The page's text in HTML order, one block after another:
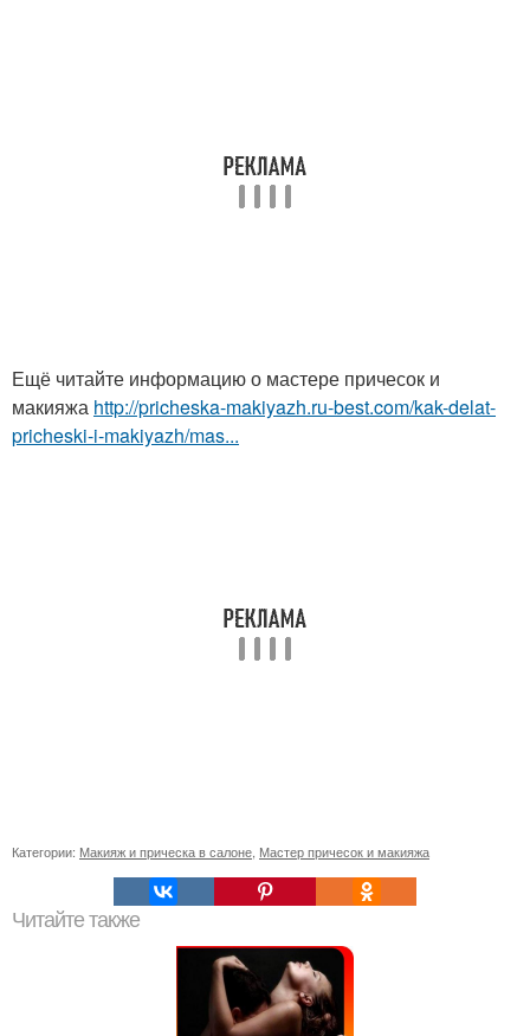
Ещё читайте информацию о мастере причесок и
макияжа http://pricheska-makiyazh.ru-best.com/kak-delat-
pricheski-i-makiyazh/mas...
Категории: Макияж и прическа в салоне Мастер причесок и макияжа
Читайте также